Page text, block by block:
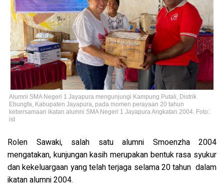
Alumni SMA Negeri 1 Jayapura mengunjungi Kampung Putali, Distrik
Ebungfa, Kabupaten Jayapura, pada momen perayaan 20 tahun
kebersamaan ikatan alumni SMA Negeri 1 Jayapura Angkatan 2004. Foto:
ist
Rolen Sawaki, salah satu alumni Smoenzha 2004
mengatakan, kunjungan kasih merupakan bentuk rasa syukur
dan kekeluargaan yang telah terjaga selama 20 tahun dalam
ikatan alumni 2004.